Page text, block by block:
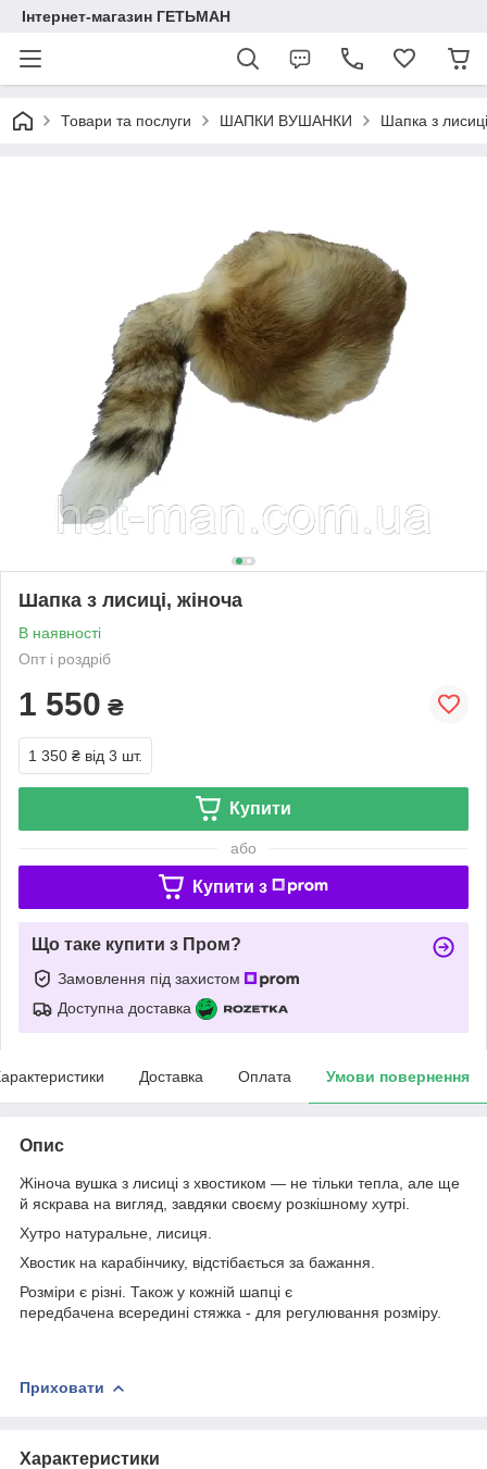
Інтернет-магазин ГЕТЬМАН
Товари та послуги ШАПКИ ВУШАНКИ Шапка з
Шапка з лисиці, жіноча
В наявності
Опт і роздріб
1 550 ₴
1 350 ₴ від 3 шт.
Купити
або
Купити з
Що таке купити з Пром?
Замовлення під захистом
Доступна доставка
Доставка Оплата Умови повернення
Опис
Жіноча вушка з лисиці з хвостиком — не тільки тепла, але ще
й яскрава на вигляд, завдяки своєму розкішному хутрі.
Хутро натуральне, лисиця.
Хвостик на карабінчику, відстібається за бажання.
Розміри є різні. Також у кожній шапці є
передбачена всередині стяжка - для регулювання розміру.
Приховати
Характеристики